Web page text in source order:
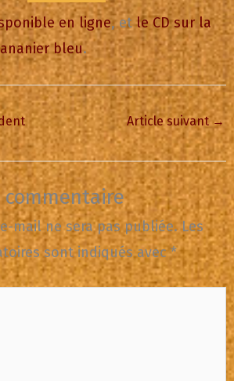
en ligne, etle CD sur la
bleu.
Article suivant→
commentaire
mail ne sera pas publiée. Les
sont indiqués avec*